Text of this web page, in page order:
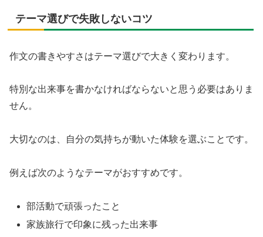
テーマ選びで失敗しないコツ
作文の書きやすさはテーマ選びで大きく変わります。
特別な出来事を書かなければならないと思う必要はありま
せん。
大切なのは、自分の気持ちが動いた体験を選ぶことです。
例えば次のようなテーマがおすすめです。
部活動で頑張ったこと
家族旅行で印象に残った出来事